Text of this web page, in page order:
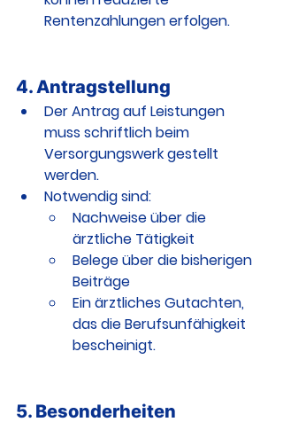
Rentenzahlungen erfolgen.
4. Antragstellung
Der Antrag auf Leistungen
muss schriftlich beim
Versorgungswerk gestellt
werden.
Notwendig sind:
Nachweise über die
ärztliche Tätigkeit
Belege über die bisherigen
Beiträge
Ein ärztliches Gutachten,
das die Berufsunfähigkeit
bescheinigt.
5. Besonderheiten